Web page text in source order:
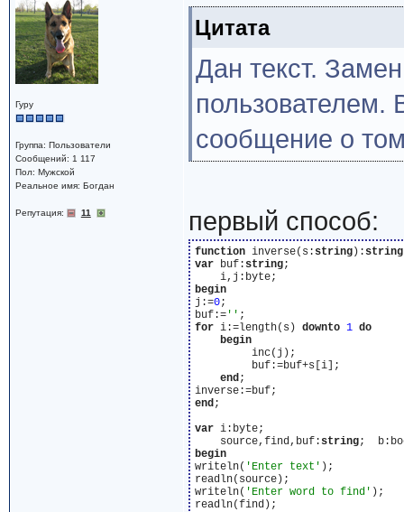
Гуру
Группа: Пользователи
Сообщений: 1 117
Пол: Мужской
Реальное имя: Богдан
Репутация: 11
Цитата
Дан текст.
пользователем.
сообщение о
первый способ:
function inverse(s:string):string
var buf:string;
begin
j:=0;
buf:=''
for i:=length(s) downto 1 do
begin
         inc(j);
         buf:=buf+s[i];
end;
end;
var i:byte;
    source,find,buf:
string
begin
writeln( 'Enter text' );
readln(source);
writeln( 'Enter word to find' );
readln(find);